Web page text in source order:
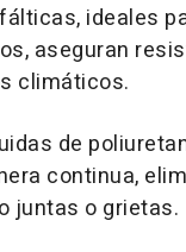
ideales
aseguran
climáticos.
de
continua,
juntas o grietas.